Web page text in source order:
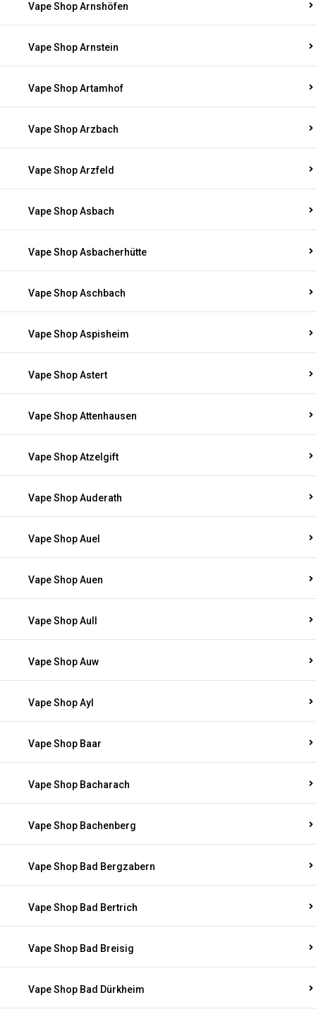
Vape Shop Arnshöfen
Vape Shop Arnstein
Vape Shop Artamhof
Vape Shop Arzbach
Vape Shop Arzfeld
Vape Shop Asbach
Vape Shop Asbacherhütte
Vape Shop Aschbach
Vape Shop Aspisheim
Vape Shop Astert
Vape Shop Attenhausen
Vape Shop Atzelgift
Vape Shop Auderath
Vape Shop Auel
Vape Shop Auen
Vape Shop Aull
Vape Shop Auw
Vape Shop Ayl
Vape Shop Baar
Vape Shop Bacharach
Vape Shop Bachenberg
Vape Shop Bad Bergzabern
Vape Shop Bad Bertrich
Vape Shop Bad Breisig
Vape Shop Bad Dürkheim